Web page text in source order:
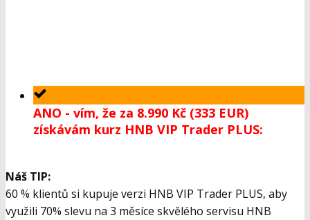
ANO - vím, že za 8.990 Kč (333 EUR)
získávám kurz HNB VIP Trader PLUS:
Náš TIP:
60 % klientů si kupuje verzi HNB VIP Trader PLUS, aby
využili 70% slevu na 3 měsíce skvělého servisu HNB